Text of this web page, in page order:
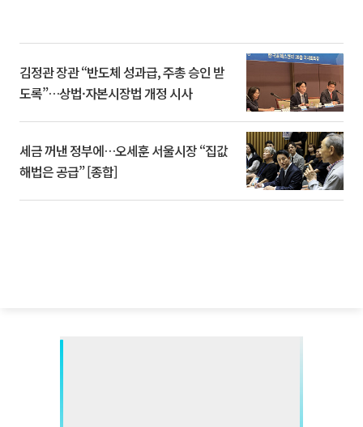
김정관 장관 “반도체 성과급, 주총 승인 받
도록”…상법·자본시장법 개정 시사
세금 꺼낸 정부에…오세훈 서울시장 “집값
해법은 공급” [종합]